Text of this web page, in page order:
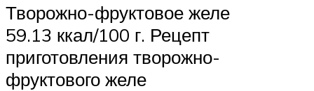
Творожно-фруктовое желе
59.13 ккал/100 г. Рецепт
приготовления творожно-
фруктового желе